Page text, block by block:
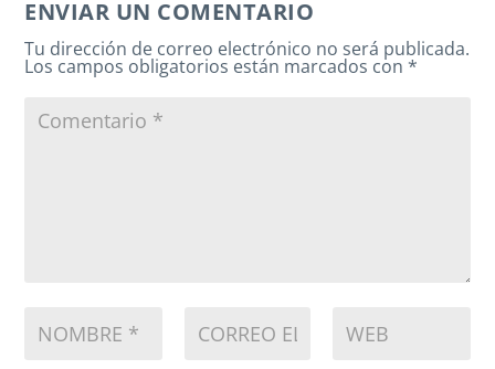
ENVIAR UN COMENTARIO
Tu dirección de correo electrónico no será publicada.
Los campos obligatorios están marcados con*